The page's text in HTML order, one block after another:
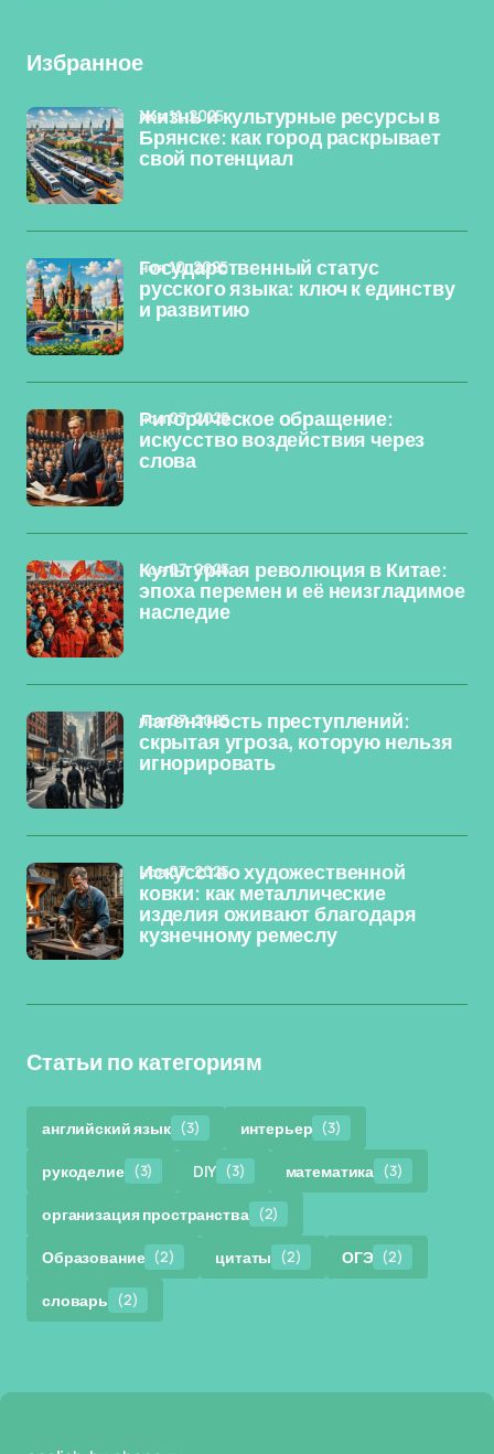
Избранное
Жизнь и культурные ресурсы в
Брянске: как город раскрывает
свой потенциал
ноя 11, 2025
Государственный статус
русского языка: ключ к единству
и развитию
ноя 10, 2025
Риторическое обращение:
искусство воздействия через
слова
ноя 07, 2025
Культурная революция в Китае:
эпоха перемен и её неизгладимое
наследие
ноя 07, 2025
Латентность преступлений:
скрытая угроза, которую нельзя
игнорировать
ноя 07, 2025
Искусство художественной
ковки: как металлические
изделия оживают благодаря
кузнечному ремеслу
ноя 07, 2025
Статьи по категориям
английский язык (3) интерьер (3)
рукоделие (3) DIY (3) математика (3)
организация пространства (2)
Образование (2) цитаты (2) ОГЭ (2)
словарь (2)